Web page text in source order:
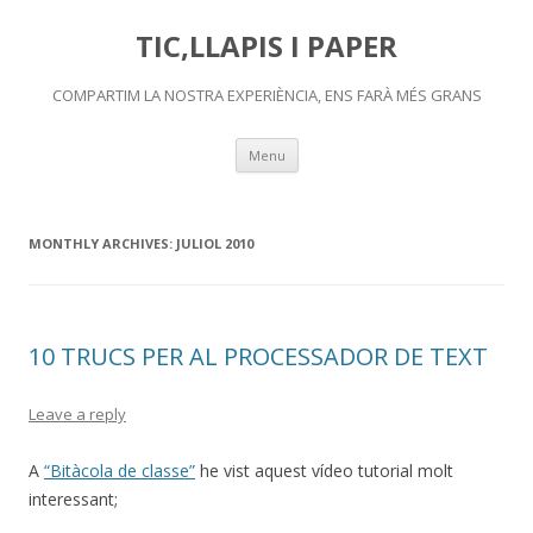
TIC,LLAPIS I PAPER
COMPARTIM LA NOSTRA EXPERIÈNCIA, ENS FARÀ MÉS GRANS
Menu Skip
content
MONTHLY ARCHIVES: JULIOL 2010
10 TRUCS PER AL PROCESSADOR DE TEXT
Leave a reply
A “Bitàcola de classe” he vist aquest vídeo tutorial molt
interessant;